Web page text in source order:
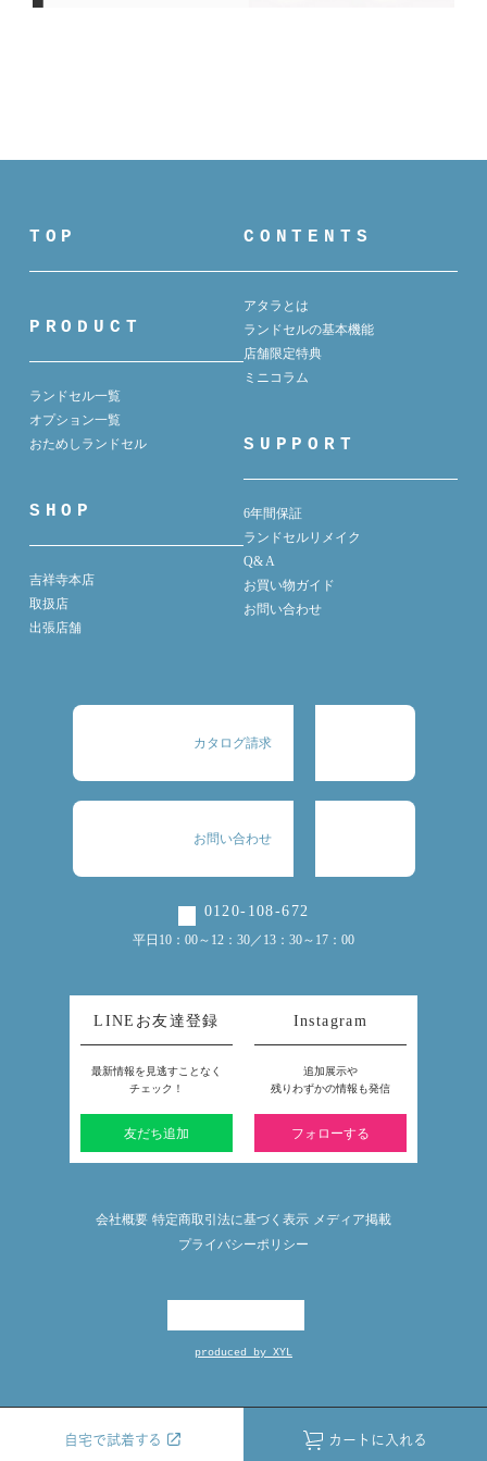
自宅で試着する カートに入れる
自宅で試着する カートに入れる
TOP
PRODUCT
ランドセル一覧
オプション一覧
おためしランドセル
SHOP
吉祥寺本店
取扱店
出張店舗
CONTENTS
アタラとは
ランドセルの基本機能
店舗限定特典
ミニコラム
SUPPORT
6年間保証
ランドセルリメイク
Q& A
お買い物ガイド
お問い合わせ
カタログ請求
お問い合わせ
0120-108-672
平日10：00～12：30／13：30～17：00
LINEお友達登録
最新情報を見逃すことなく
チェック！
友だち追加
Instagram
追加展示や
残りわずかの情報も発信
フォローする
会社概要 特定商取引法に基づく表示 メディア掲載
プライバシーポリシー
produced by XYL